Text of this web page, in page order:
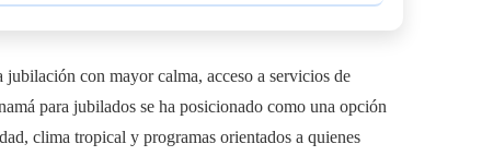
con mayor calma, acceso a servicios de
para jubilados se ha posicionado como una opción
clima tropical y programas orientados a quienes